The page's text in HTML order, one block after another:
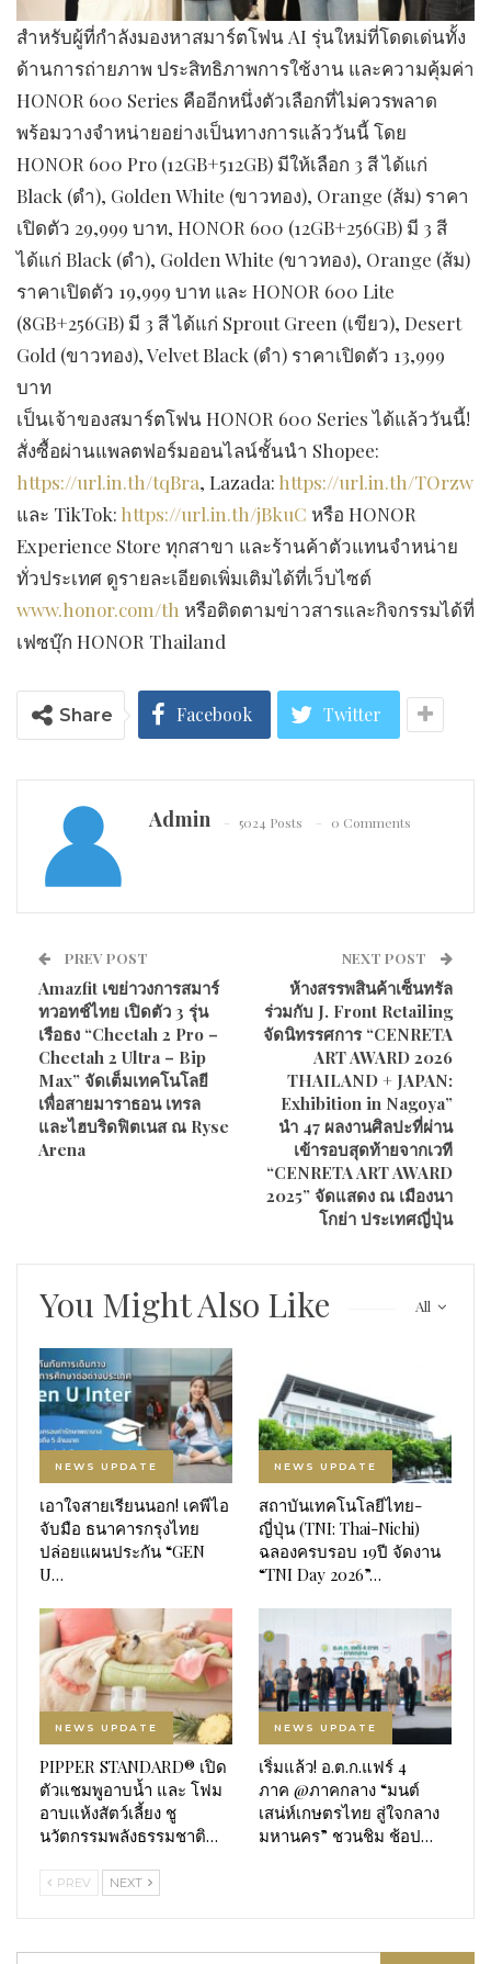
สำหรับผู้ที่กำลังมองหาสมาร์ตโฟน AI รุ่นใหม่ที่โดดเด่นทั้ง
ด้านการถ่ายภาพ ประสิทธิภาพการใช้งาน และความคุ้มค่า
HONOR 600 Series คืออีกหนึ่งตัวเลือกที่ไม่ควรพลาด
พร้อมวางจำหน่ายอย่างเป็นทางการแล้ววันนี้ โดย
HONOR 600 Pro (12GB+512GB) มีให้เลือก 3 สี ได้แก่
Black (ดำ), Golden White (ขาวทอง), Orange (ส้ม) ราคา
เปิดตัว 29,999 บาท, HONOR 600 (12GB+256GB) มี 3 สี
ได้แก่ Black (ดำ), Golden White (ขาวทอง), Orange (ส้ม)
ราคาเปิดตัว 19,999 บาท และ HONOR 600 Lite
(8GB+256GB) มี 3 สี ได้แก่ Sprout Green (เขียว), Desert
Gold (ขาวทอง), Velvet Black (ดำ) ราคาเปิดตัว 13,999
บาท
เป็นเจ้าของสมาร์ตโฟน HONOR 600 Series ได้แล้ววันนี้!
สั่งซื้อผ่านแพลตฟอร์มออนไลน์ชั้นนำ Shopee:
https://url.in.th/tqBra, Lazada: https://url.in.th/TOrzw
และ TikTok: https://url.in.th/jBkuC หรือ HONOR
Experience Store ทุกสาขา และร้านค้าตัวแทนจำหน่าย
ทั่วประเทศ ดูรายละเอียดเพิ่มเติมได้ที่เว็บไซต์
www.honor.com/th หรือติดตามข่าวสารและกิจกรรมได้ที่
เฟซบุ๊ก HONOR Thailand
Share Facebook Twitter
Admin 5024 Posts 0 Comments
PREV POST
Amazfit เขย่าวงการสมาร์
ทวอทช์ไทย เปิดตัว 3 รุ่น
เรือธง “Cheetah 2 Pro –
Cheetah 2 Ultra – Bip
Max” จัดเต็มเทคโนโลยี
เพื่อสายมาราธอน เทรล
และไฮบริดฟิตเนส ณ Ryse
Arena
NEXT POST
ห้างสรรพสินค้าเซ็นทรัล
ร่วมกับ J. Front Retailing
จัดนิทรรศการ “CENRETA
ART AWARD 2026
THAILAND + JAPAN:
Exhibition in Nagoya”
นำ 47 ผลงานศิลปะที่ผ่าน
เข้ารอบสุดท้ายจากเวที
“CENRETA ART AWARD
2025” จัดแสดง ณ เมืองนา
โกย่า ประเทศญี่ปุ่น
All
You Might Also Like
NEWS UPDATE
เอาใจสายเรียนนอก! เคพีไอ
จับมือ ธนาคารกรุงไทย
ปล่อยแผนประกัน “GEN
U…
NEWS UPDATE
สถาบันเทคโนโลยีไทย-
ญี่ปุ่น (TNI: Thai-Nichi)
ฉลองครบรอบ 19ปี จัดงาน
“TNI Day 2026”…
NEWS UPDATE
PIPPER STANDARD® เปิด
ตัวแชมพูอาบน้ำ และ โฟม
อาบแห้งสัตว์เลี้ยง ชู
นวัตกรรมพลังธรรมชาติ…
NEWS UPDATE
เริ่มแล้ว! อ.ต.ก.แฟร์ 4
ภาค @ภาคกลาง “มนต์
เสน่ห์เกษตรไทย สู่ใจกลาง
มหานคร” ชวนชิม ช้อป…
PREV NEXT